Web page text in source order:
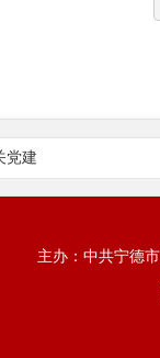
党建
主办：中共宁德